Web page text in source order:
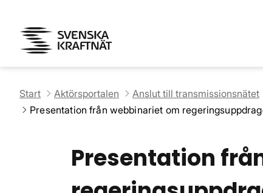
Start Aktörsportalen Anslut till transmissionsnätet
Presentation från webbinariet om
Presentation